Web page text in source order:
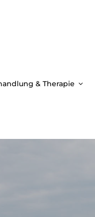
& Therapie